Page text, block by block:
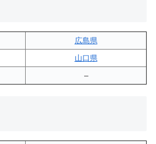
広島県
山口県
–